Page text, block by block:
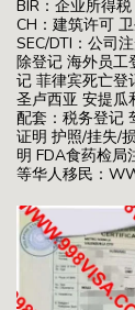
BIR：企业所得
CH：建筑许可
SEC/DTI：公司
除登记 海外员工
记 菲律宾死亡登
圣卢西亚 安提瓜
配套：税务登记
证明 护照/挂失/
明 FDA食药检局
等华人移民：